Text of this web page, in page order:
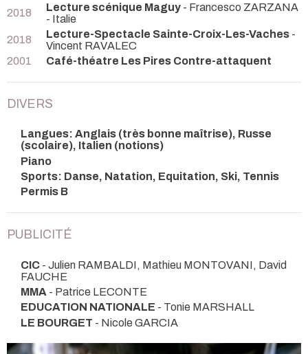
2018
Lecture scénique Maguy - Francesco ZARZANA
- Italie
2018
Lecture-Spectacle Sainte-Croix-Les-Vaches -
Vincent RAVALEC
2001
Café-théatre Les Pires Contre-attaquent
DIVERS
Langues: Anglais (très bonne maîtrise), Russe
(scolaire), Italien (notions)
Piano
Sports: Danse, Natation, Equitation, Ski, Tennis
Permis B
PUBLICITÉ
CIC - Julien RAMBALDI, Mathieu MONTOVANI, David
FAUCHE
MMA - Patrice LECONTE
EDUCATION NATIONALE - Tonie MARSHALL
LE BOURGET - Nicole GARCIA